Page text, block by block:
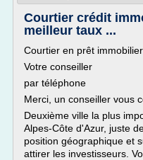
Courtier crédit
meilleur taux ...
Courtier en prêt
Votre conseiller
par téléphone
Merci, un conseiller vous
Deuxième ville la plus
Alpes-Côte d'Azur, juste
position géographique et
attirer les investisseurs.